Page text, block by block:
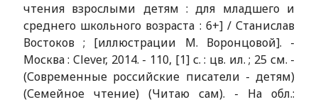
чтения взрослыми детям : для младшего и
среднего школьного возраста : 6+] / Станислав
Востоков ; [иллюстрации М. Воронцовой]. -
Москва : Clever, 2014. - 110, [1] с. : цв. ил. ; 25 см. -
(Современные российские писатели - детям)
(Семейное чтение) (Читаю сам). - На обл.: